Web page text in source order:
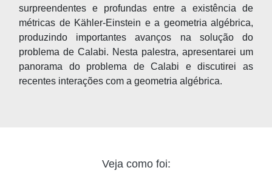
surpreendentes e profundas entre a existência de
métricas de Kähler-Einstein e a geometria algébrica,
produzindo importantes avanços na solução do
problema de Calabi. Nesta palestra, apresentarei um
panorama do problema de Calabi e discutirei as
recentes interações com a geometria algébrica.
Veja como foi: